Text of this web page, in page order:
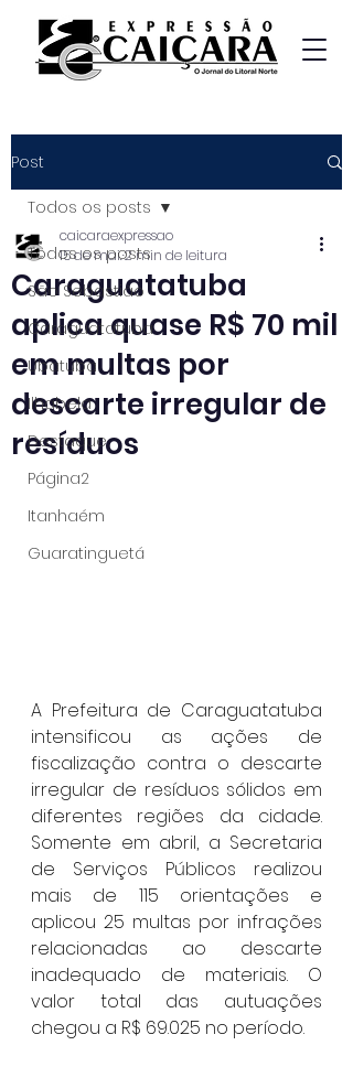
Post
Todos os posts
São Sebastião
Caraguatatuba
Ubatuba
Ilhabela
Destaque
Página2
Itanhaém
Guaratinguetá
Todos os posts
Caraguatatuba
aplica quase R$ 70 mil
em multas por
descarte irregular de
resíduos
caicaraexpressao
15 de mai.2 min de leitura
A Prefeitura de Caraguatatuba
intensificou as ações de
fiscalização contra o descarte
irregular de resíduos sólidos em
diferentes regiões da cidade.
Somente em abril, a Secretaria
de Serviços Públicos realizou
mais de 115 orientações e
aplicou 25 multas por infrações
relacionadas ao descarte
inadequado de materiais. O
valor total das autuações
chegou a R$ 69.025 no período.